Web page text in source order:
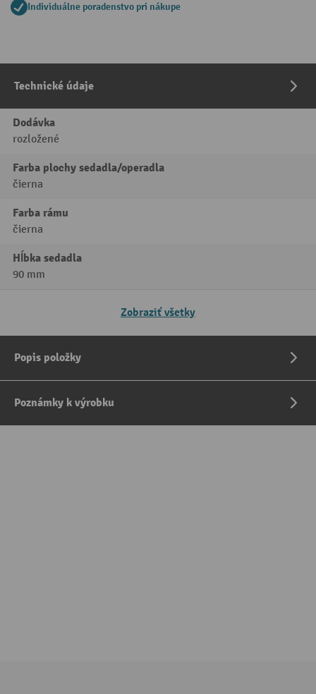
Individuálne poradenstvo pri nákupe
Technické údaje
Dodávka
rozložené
Farba plochy sedadla/operadla
čierna
Farba rámu
čierna
Hĺbka sedadla
90 mm
Zobraziť všetky
Popis položky
Poznámky k výrobku